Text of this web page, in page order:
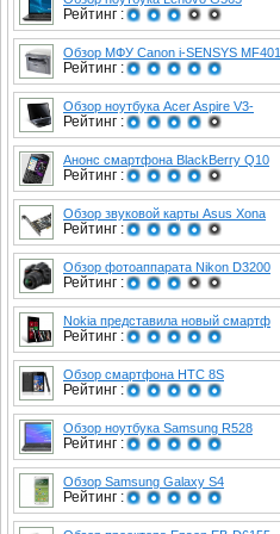
Рейтинг :
Обзор МФУ Canon i-SENSYS MF401
Рейтинг :
Обзор ноутбука Acer Aspire V3-
Рейтинг :
Анонс смартфона BlackBerry Q10
Рейтинг :
Обзор звуковой карты Asus Xona
Рейтинг :
Обзор фотоаппарата Nikon D3200
Рейтинг :
Nokia представила новый смартф
Рейтинг :
Обзор смартфона HTC 8S
Рейтинг :
Обзор ноутбука Samsung R528
Рейтинг :
Обзор Samsung Galaxy S4
Рейтинг :